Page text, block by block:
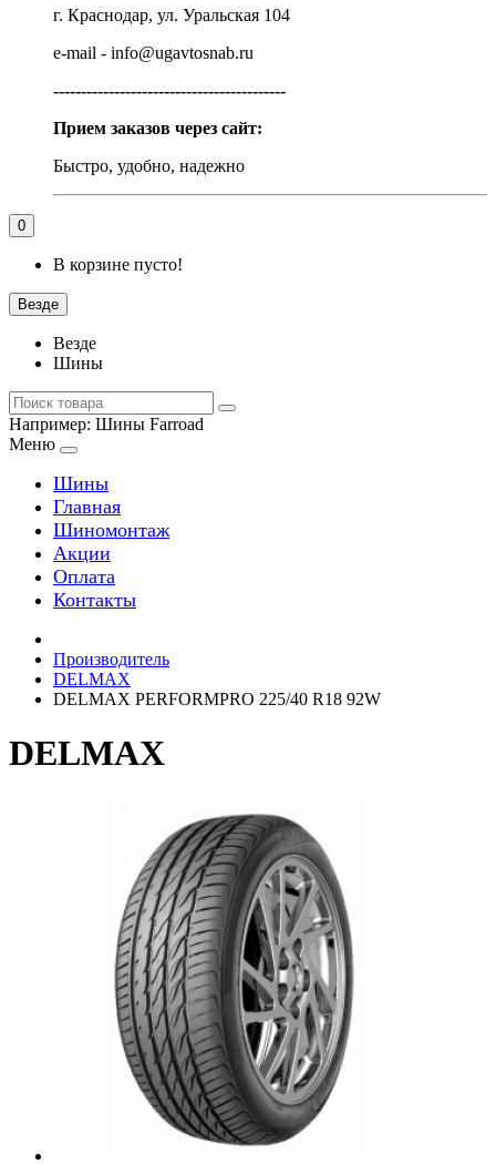
г. Краснодар, ул. Уральская 104
e-mail - info@ugavtosnab.ru
------------------------------------------
Прием заказов через сайт:
Быстро, удобно, надежно
0
В корзине пусто!
Везде
Везде
Шины
Например: Шины Farroad
Меню
Шины
Главная
Шиномонтаж
Акции
Оплата
Контакты
Производитель
DELMAX
DELMAX PERFORMPRO 225/40 R18 92W
DELMAX